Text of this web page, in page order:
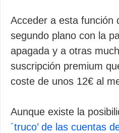
Acceder a esta función
segundo plano con la
apagada y a otras
suscripción premium
coste de unos 12€ al
Aunque existe la
´truco’ de las cuentas